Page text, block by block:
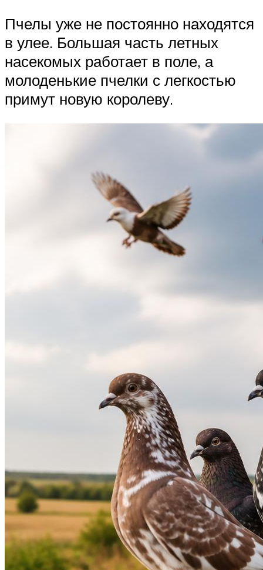
Пчелы уже не постоянно находятся
в улее. Большая часть летных
насекомых работает в поле, а
молоденькие пчелки с легкостью
примут новую королеву.